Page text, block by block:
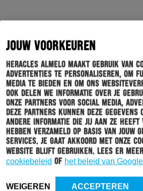
JOUW VOORKEUREN
Heracles Almelo maakt gebruik van
advertenties te personaliseren, om
media te bieden en om ons
Ook delen we informatie over je
onze partners voor social media,
Deze partners kunnen deze gegevens
andere informatie die jij aan ze
hebben verzameld op basis van jouw
services. Je gaat akkoord met onze
website blijft gebruiken. Lees er
cookiebeleid of het beleid van Google
WEIGEREN ACCEPTEREN
Schrijf je in voor onze
Wil jij altijd en overal op de hoogte
van al het clubnieuws? Schrijf
kan geven welk nieuws jij van